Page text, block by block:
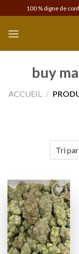
to
content
100 % digne de
buy
ACCUEIL /
Add to
wishlist